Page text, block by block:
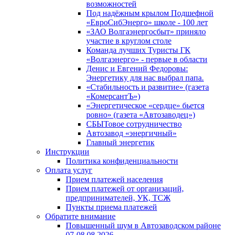
возможностей
Под надёжным крылом Подшефной
«ЕвроСибЭнерго» школе - 100 лет
«ЗАО Волгаэнергосбыт» приняло
участие в круглом столе
Команда лучших Туристы ГК
«Волгаэнерго» - первые в области
Денис и Евгений Федоровы:
Энергетику для нас выбрал папа.
«Стабильность и развитие» (газета
«КомерсантЪ»)
«Энергетическое «сердце» бьется
ровно» (газета «Автозаводец»)
СБЫТовое сотрудничество
Автозавод «энергичный»
Главный энергетик
Инструкции
Политика конфиденциальности
Оплата услуг
Прием платежей населения
Прием платежей от организаций,
предпринимателей, УК, ТСЖ
Пункты приема платежей
Обратите внимание
Повышенный шум в Автозаводском районе